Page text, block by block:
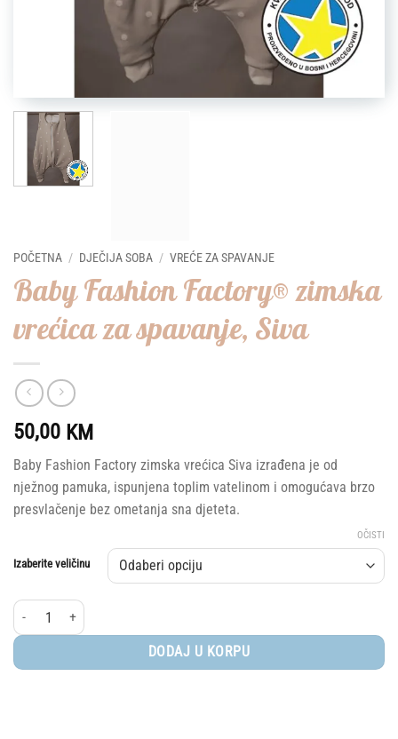
POČETNA / DJEČIJA SOBA / VREĆE ZA SPAVANJE
Baby Fashion Factory® zimska
vrećica za spavanje, Siva
50,00 KM
Baby Fashion Factory zimska vrećica Siva izrađena je od
nježnog pamuka, ispunjena toplim vatelinom i omogućava brzo
presvlačenje bez ometanja sna djeteta.
Izaberite veličinu
OČISTI
Baby Fashion Factory® zimska vrećica za spavanje, Siva količina
DODAJ U KORPU